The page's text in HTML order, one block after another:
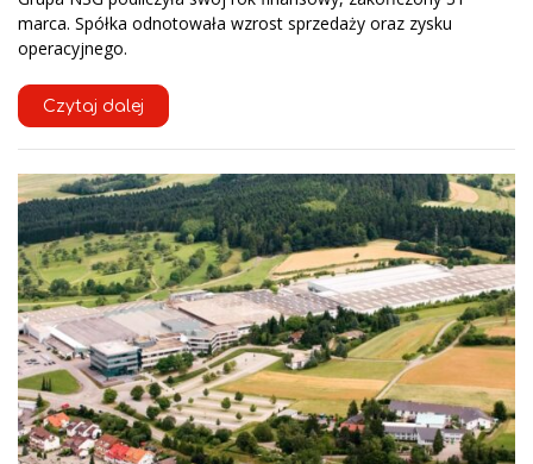
marca. Spółka odnotowała wzrost sprzedaży oraz zysku
operacyjnego.
Czytaj dalej